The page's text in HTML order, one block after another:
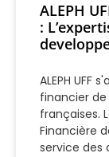
ALEPH
:
ALEPH
financier
françaises.
Financière
service des